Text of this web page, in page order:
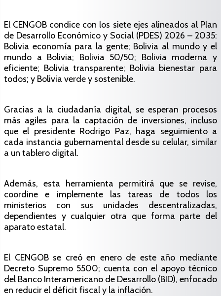
El CENGOB condice con los siete ejes alineados al Plan
de Desarrollo Económico y Social (PDES) 2026 – 2035:
Bolivia economía para la gente; Bolivia al mundo y el
mundo a Bolivia; Bolivia 50/50; Bolivia moderna y
eficiente; Bolivia transparente; Bolivia bienestar para
todos; y Bolivia verde y sostenible.
Gracias a la ciudadanía digital, se esperan procesos
más agiles para la captación de inversiones, incluso
que el presidente Rodrigo Paz, haga seguimiento a
cada instancia gubernamental desde su celular, similar
a un tablero digital.
Además, esta herramienta permitirá que se revise,
coordine e implemente las tareas de todos los
ministerios con sus unidades descentralizadas,
dependientes y cualquier otra que forma parte del
aparato estatal.
El CENGOB se creó en enero de este año mediante
Decreto Supremo 5500; cuenta con el apoyo técnico
del Banco Interamericano de Desarrollo (BID), enfocado
en reducir el déficit fiscal y la inflación.